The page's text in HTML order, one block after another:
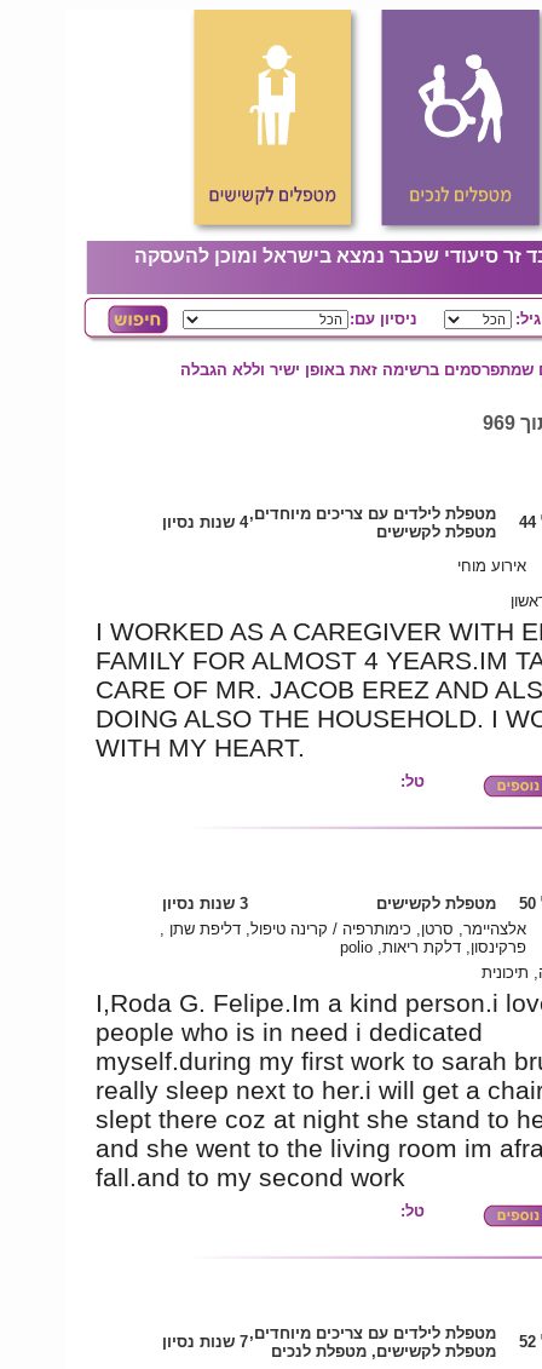
זר סיעודי שכבר נמצא בישראל ומוכן להעסקה
גיל: ניסיון עם:
שמתפרסמים ברשימה זאת באופן ישיר וללא הגבלה
מטפלת לילדים עם צריכים מיוחדים,
מטפלת לקשישים
4 שנות נסיון
אירוע מוחי
I WORKED AS A CAREGIVER WITH
FAMILY FOR ALMOST 4 YEARS.IM
CARE OF MR. JACOB EREZ AND
DOING ALSO THE HOUSEHOLD. I
WITH MY HEART.
טל:
מטפלת לקשישים
3 שנות נסיון
אלצהיימר, סרטן, כימותרפיה / קרינה טיפול, דליפת שתן ,
פרקינסון, דלקת ריאות, polio
תיכונית
I,Roda G. Felipe.Im a kind person.i
people who is in need i dedicated
myself.during my first work to sarah
really sleep next to her.i will get a
slept there coz at night she stand to
and she went to the living room im
fall.and to my second work
טל:
מטפלת לילדים עם צריכים מיוחדים,
מטפלת לקשישים, מטפלת לנכים
7 שנות נסיון